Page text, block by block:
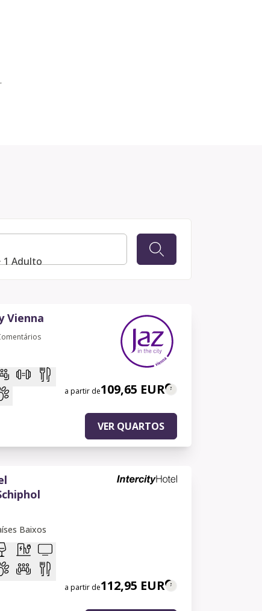
1 Adulto
Vienna
a partir de109,65 EUR
VER QUARTOS
Baixos
a partir de112,95 EUR